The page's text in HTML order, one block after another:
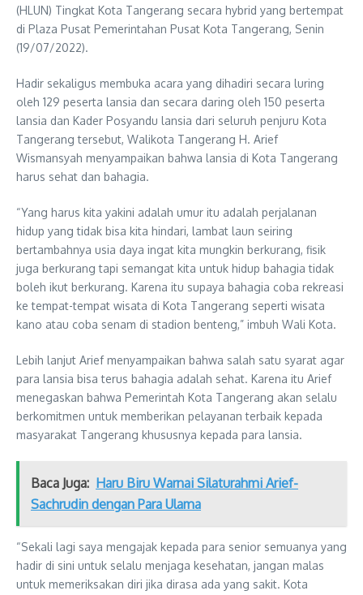
(HLUN) Tingkat Kota Tangerang secara hybrid yang bertempat
di Plaza Pusat Pemerintahan Pusat Kota Tangerang, Senin
(19/07/2022).
Hadir sekaligus membuka acara yang dihadiri secara luring
oleh 129 peserta lansia dan secara daring oleh 150 peserta
lansia dan Kader Posyandu lansia dari seluruh penjuru Kota
Tangerang tersebut, Walikota Tangerang H. Arief
Wismansyah menyampaikan bahwa lansia di Kota Tangerang
harus sehat dan bahagia.
“Yang harus kita yakini adalah umur itu adalah perjalanan
hidup yang tidak bisa kita hindari, lambat laun seiring
bertambahnya usia daya ingat kita mungkin berkurang, fisik
juga berkurang tapi semangat kita untuk hidup bahagia tidak
boleh ikut berkurang. Karena itu supaya bahagia coba rekreasi
ke tempat-tempat wisata di Kota Tangerang seperti wisata
kano atau coba senam di stadion benteng,” imbuh Wali Kota.
Lebih lanjut Arief menyampaikan bahwa salah satu syarat agar
para lansia bisa terus bahagia adalah sehat. Karena itu Arief
menegaskan bahwa Pemerintah Kota Tangerang akan selalu
berkomitmen untuk memberikan pelayanan terbaik kepada
masyarakat Tangerang khususnya kepada para lansia.
Baca Juga: Haru Biru Warnai Silaturahmi Arief-
Sachrudin dengan Para Ulama
“Sekali lagi saya mengajak kepada para senior semuanya yang
hadir di sini untuk selalu menjaga kesehatan, jangan malas
untuk memeriksakan diri jika dirasa ada yang sakit. Kota